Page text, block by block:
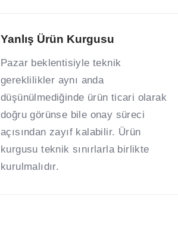
Yanlış Ürün Kurgusu
Pazar beklentisiyle teknik
gereklilikler aynı anda
düşünülmediğinde ürün ticari olarak
doğru görünse bile onay süreci
açısından zayıf kalabilir. Ürün
kurgusu teknik sınırlarla birlikte
kurulmalıdır.